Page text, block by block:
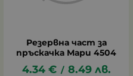
Резервна част за
пръскачка Мари 4504
4.34 € / 8.49 лв.